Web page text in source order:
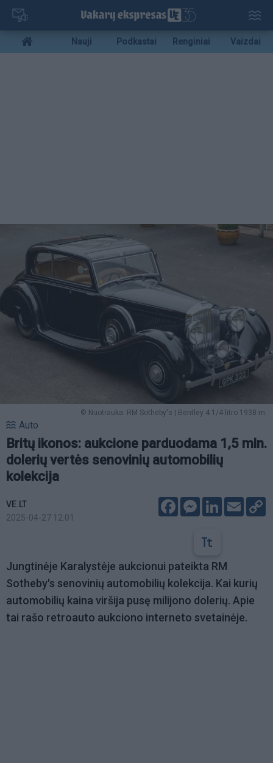
Pereiti
pagrindinį
turinį
Mobile
menu
Nauji Podkastai Renginiai Vaizdai
© Nuotrauka: RM Sotheby's | Bentley 4 1/4 litro 1938 m.
Auto
Britų ikonos: aukcione parduodama 1,5 mln.
dolerių vertės senovinių automobilių
kolekcija
VE.LT
2025-04-27 12:01
FacebookMessenger
LinkedIn
Email
Jungtinėje Karalystėje aukcionui pateikta RM
Sotheby's senovinių automobilių kolekcija. Kai kurių
automobilių kaina viršija pusę milijono dolerių. Apie
tai rašo retroauto aukciono interneto svetainėje.